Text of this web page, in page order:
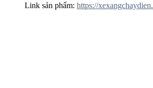
Link sản phẩm: https://